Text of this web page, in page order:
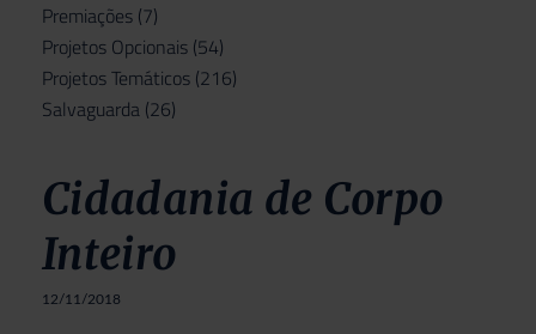
Premiações (7)
Projetos Opcionais (54)
Projetos Temáticos (216)
Salvaguarda (26)
Cidadania de Corpo
Inteiro
12/11/2018